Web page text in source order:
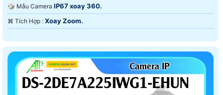
🎲 Mẫu Camera IP67 xoay 360.
️⌘ Tích Hợp : Xoay Zoom.